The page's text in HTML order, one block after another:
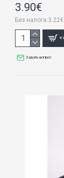
3.90€
Без налога:3.22€
Задать вопрос